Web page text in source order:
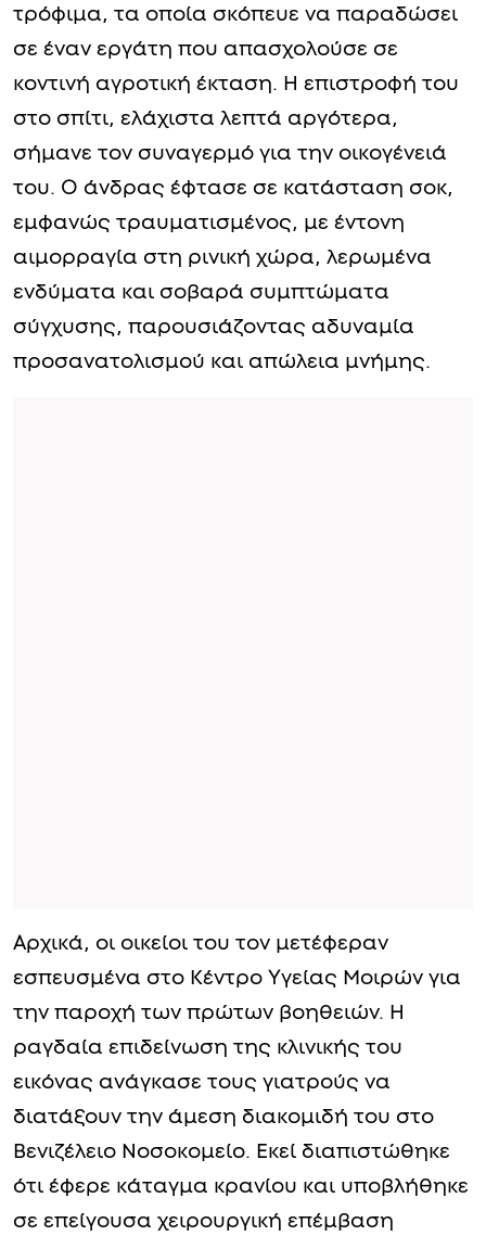
τρόφιμα, τα οποία σκόπευε να παραδώσει
σε έναν εργάτη που απασχολούσε σε
κοντινή αγροτική έκταση. Η επιστροφή του
στο σπίτι, ελάχιστα λεπτά αργότερα,
σήμανε τον συναγερμό για την οικογένειά
του. Ο άνδρας έφτασε σε κατάσταση σοκ,
εμφανώς τραυματισμένος, με έντονη
αιμορραγία στη ρινική χώρα, λερωμένα
ενδύματα και σοβαρά συμπτώματα
σύγχυσης, παρουσιάζοντας αδυναμία
προσανατολισμού και απώλεια μνήμης.
Αρχικά, οι οικείοι του τον μετέφεραν
εσπευσμένα στο Κέντρο Υγείας Μοιρών για
την παροχή των πρώτων βοηθειών. Η
ραγδαία επιδείνωση της κλινικής του
εικόνας ανάγκασε τους γιατρούς να
διατάξουν την άμεση διακομιδή του στο
Βενιζέλειο Νοσοκομείο. Εκεί διαπιστώθηκε
ότι έφερε κάταγμα κρανίου και υποβλήθηκε
σε επείγουσα χειρουργική επέμβαση